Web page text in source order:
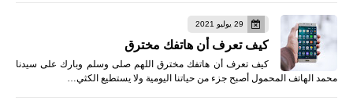
29 يوليو 2021
كيف تعرف أن هاتفك مخترق
كيف تعرف أن هاتفك مخترق اللهم صلى وسلم وبارك على سيدنا
محمد الهاتف المحمول أصبح جزء من حياتنا اليومية ولا يستطيع الكثي…